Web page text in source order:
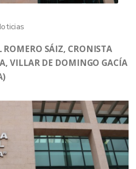
ROMERO SÁIZ, CRONISTA
VILLAR DE DOMINGO GACÍA